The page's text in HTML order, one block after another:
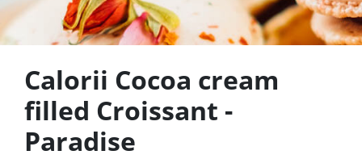
Calorii Cocoa cream
filled Croissant -
Paradise